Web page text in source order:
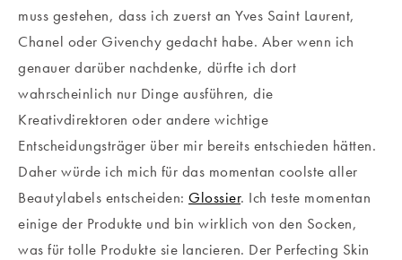
muss gestehen, dass ich zuerst an Yves Saint Laurent,
Chanel oder Givenchy gedacht habe. Aber wenn ich
genauer darüber nachdenke, dürfte ich dort
wahrscheinlich nur Dinge ausführen, die
Kreativdirektoren oder andere wichtige
Entscheidungsträger über mir bereits entschieden hätten.
Daher würde ich mich für das momentan coolste aller
Beautylabels entscheiden: Glossier. Ich teste momentan
einige der Produkte und bin wirklich von den Socken,
was für tolle Produkte sie lancieren. Der Perfecting Skin